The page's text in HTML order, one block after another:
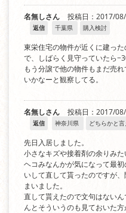
名無しさん 投稿日：2017/
返信 千葉県 購入検討
東栄住宅の物件が近くに建っ
で、しばらく見守っていたら
もう分譲で他の物件もまだ売
いかなーと観察してる。
名無しさん 投稿日：2017/
返信 神奈川県 どちらかと
先日入居しました。
小さなキズや接着剤の余りみ
ヘコみなんかが気になって最
いして直して貰ったのですが
まいました。
直して貰えたので文句はない
んとそういうのも見ておいた方